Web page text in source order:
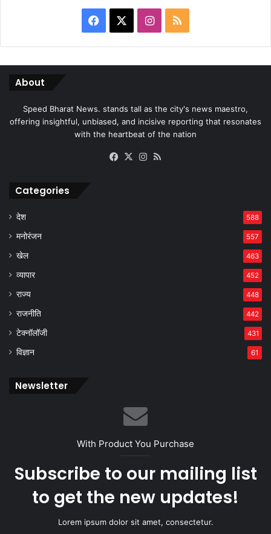
Facebook Instagram
RSS
About
Speed Bharat News. stands tall as the city's news maestro,
offering insightful, unbiased, and incisive reporting that resonates
with the heartbeat of the nation
Facebook
X Instagram
Categories
देश 588
मनोरंजन 557
खेल 463
व्यापार 452
राज्य 448
राजनीति 442
टेक्नॉलॉजी 431
विज्ञान 61
Newsletter
With Product You Purchase
Subscribe to our mailing list
to get the new updates!
Lorem ipsum dolor sit amet, consectetur.